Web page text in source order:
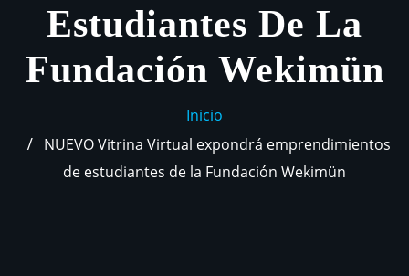
Estudiantes De La
Fundación Wekimün
Inicio
NUEVO Vitrina Virtual expondrá emprendimientos
de estudiantes de la Fundación Wekimün